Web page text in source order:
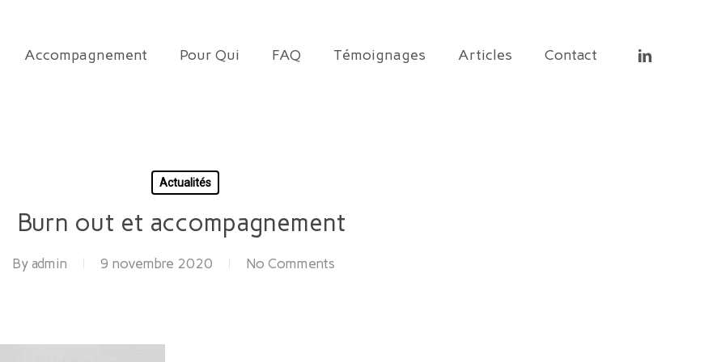
Accompagnement Pour Qui FAQ Témoignages Articles Contact linkedin
Actualités
Burn out et accompagnement
By admin 9 novembre 2020 No Comments